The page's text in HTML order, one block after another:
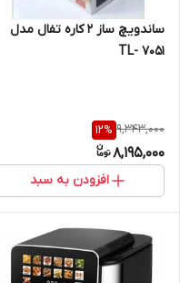
ساندویچ ساز ۲ کاره تفال مدل
TL- 7051
9,343,000
12%
8,195,000
افزودن به سبد